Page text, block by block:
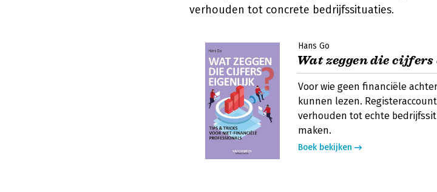
verhouden tot concrete bedrijfssituaties.
Hans Go
Wat zeggen die
Voor wie geen financiële
kunnen lezen.
verhouden tot echte
maken.
Boek bekijken